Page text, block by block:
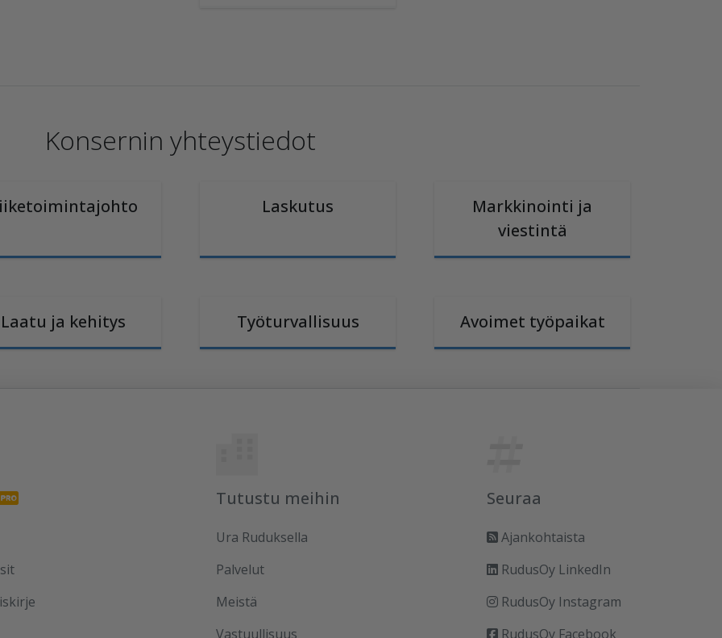
Konsernin yhteystiedot
Laskutus
Markkinointi ja
viestintä
Laatu ja kehitys Työturvallisuus Avoimet työpaikat
Tutustu meihin
Ura Ruduksella
Palvelut
Meistä
Vastuullisuus
Seuraa
Ajankohtaista
RudusOy LinkedIn
RudusOy Instagram
RudusOy Facebook